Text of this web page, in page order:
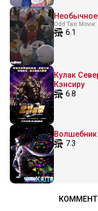
Необычное
Odd Taxi
6.1
Кулак
Кэнсиру
6.8
Волшебник
7.3